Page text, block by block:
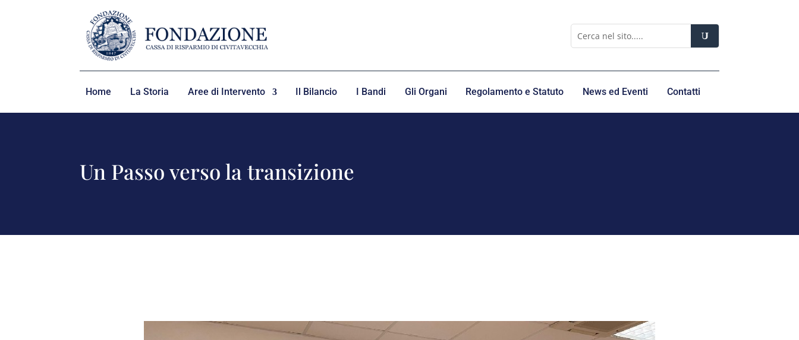
Home La Storia Aree di Intervento Il Bilancio I Bandi Gli Organi Regolamento e Statuto News ed Eventi Contatti
Un Passo verso la transizione